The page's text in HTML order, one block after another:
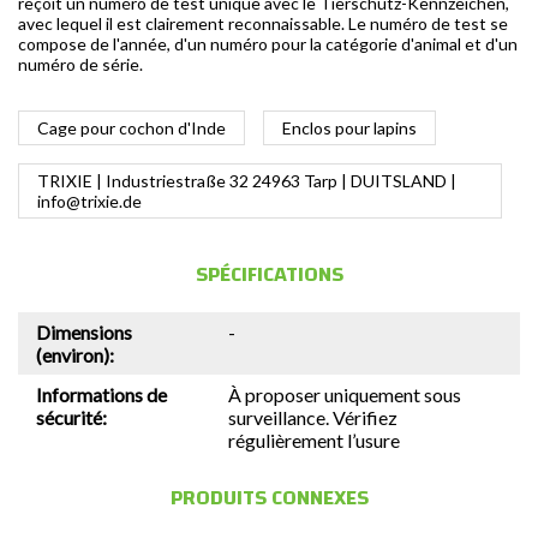
avec lequel il est clairement reconnaissable. Le numéro de test se
compose de l'année, d'un numéro pour la catégorie d'animal et d'un
numéro de série.
Cage pour cochon d'Inde Enclos pour lapins
TRIXIE | Industriestraße 32 24963 Tarp | DUITSLAND |
info@trixie.de
SPÉCIFICATIONS
Dimensions
(environ):
-
Informations de
sécurité:
À proposer uniquement sous
surveillance. Vérifiez
régulièrement l’usure
PRODUITS CONNEXES